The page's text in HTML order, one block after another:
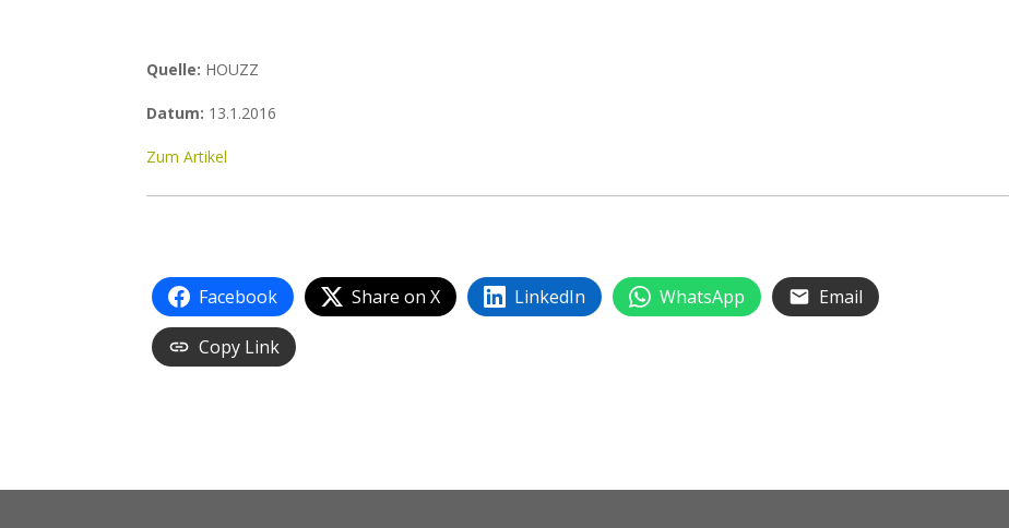
Quelle: HOUZZ
Datum: 13.1.2016
Zum Artikel
Facebook Share on X LinkedIn WhatsApp Email
Copy Link